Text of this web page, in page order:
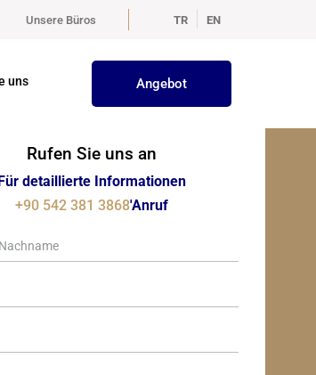
Unsere Büros TR EN
uns Angebot
Rufen Sie uns an
detaillierte Informationen
+90 542 381 3868'Anruf